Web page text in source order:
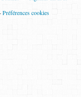
Préférences cookies